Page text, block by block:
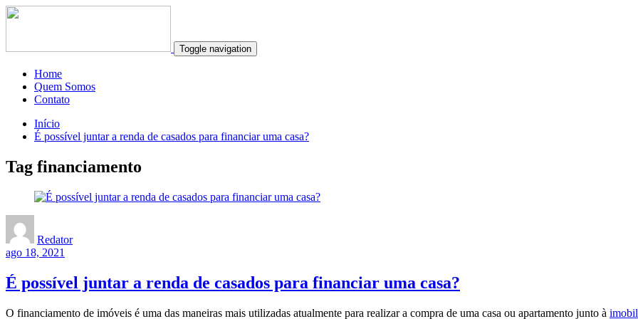
Toggle navigation
Home
Quem Somos
Contato
Início
É possível juntar a renda de casados para financiar uma casa?
Tag financiamento
Redator
ago 18, 2021
É possível juntar a renda de casados para financiar uma casa?
O financiamento de imóveis é uma das maneiras mais utilizadas atualmente para realizar a compra de uma casa ou apartamento junto à